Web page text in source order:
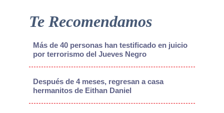
Te Recomendamos
Más de 40 personas han testificado en juicio
por terrorismo del Jueves Negro
Después de 4 meses, regresan a casa
hermanitos de Eithan Daniel